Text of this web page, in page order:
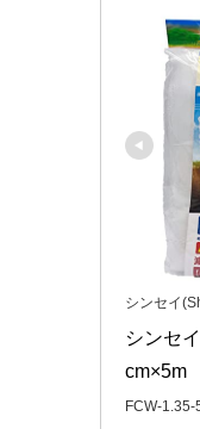
シンセイ
シンセ
cm×5m
FCW-1.35-